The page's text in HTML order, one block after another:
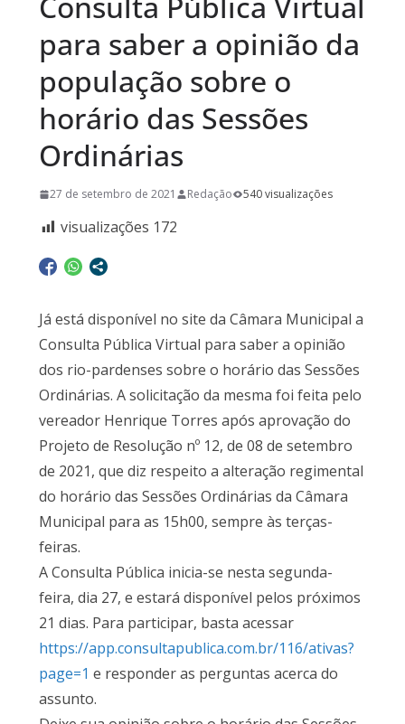
para saber a opinião da
população sobre o
horário das Sessões
Ordinárias
27 de setembro de 2021 Redação 540 visualizações
visualizações 172
Já está disponível no site da Câmara Municipal a
Consulta Pública Virtual para saber a opinião
dos rio-pardenses sobre o horário das Sessões
Ordinárias. A solicitação da mesma foi feita pelo
vereador Henrique Torres após aprovação do
Projeto de Resolução nº 12, de 08 de setembro
de 2021, que diz respeito a alteração regimental
do horário das Sessões Ordinárias da Câmara
Municipal para as 15h00, sempre às terças-
feiras.
A Consulta Pública inicia-se nesta segunda-
feira, dia 27, e estará disponível pelos próximos
21 dias. Para participar, basta acessar
https://app.consultapublica.com.br/116/ativas?
page=1 e responder as perguntas acerca do
assunto.